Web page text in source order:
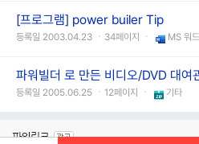
[프로그램] power builer Tip
등록일 2003.04.23 ㆍ34페이지 ㆍ MS 워드
파워빌더 로 만든 비디오/DVD 대여
등록일 2005.06.25 ㆍ12페이지 ㆍ 기타